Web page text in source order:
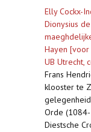
Elly Cockx-
Dionysius
Hayen
UB Utrecht,
Frans
klooster te
Orde
Diestsche